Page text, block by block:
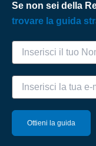
Se non sei della
trovare la guida